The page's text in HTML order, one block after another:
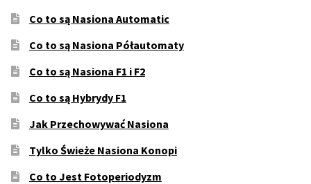
Co to są Nasiona Automatic
Co to są Nasiona Półautomaty
Co to są Nasiona F1 i F2
Co to są Hybrydy F1
Jak Przechowywać Nasiona
Tylko Świeże Nasiona Konopi
Co to Jest Fotoperiodyzm